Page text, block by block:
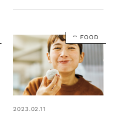
FOOD
2023.02.11